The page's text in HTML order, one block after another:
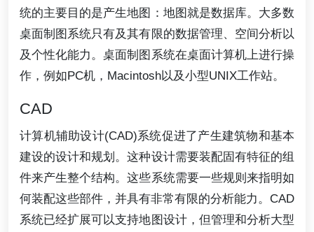
统的主要目的是产生地图：地图就是数据库。大多数
桌面制图系统只有及其有限的数据管理、空间分析以
及个性化能力。桌面制图系统在桌面计算机上进行操
作，例如PC机，Macintosh以及小型UNIX工作站。
CAD
计算机辅助设计(CAD)系统促进了产生建筑物和基本
建设的设计和规划。这种设计需要装配固有特征的组
件来产生整个结构。这些系统需要一些规则来指明如
何装配这些部件，并具有非常有限的分析能力。CAD
系统已经扩展可以支持地图设计，但管理和分析大型